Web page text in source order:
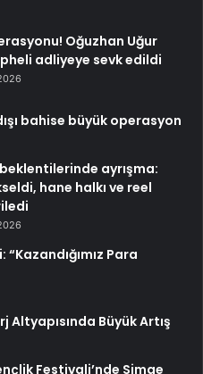
Oğuzhan Uğur
adliyeye sevk edildi
bahise büyük operasyon
ayrışma:
hane halkı ve reel
Para
Altyapısında Büyük Artış
Festivali’nde Simge